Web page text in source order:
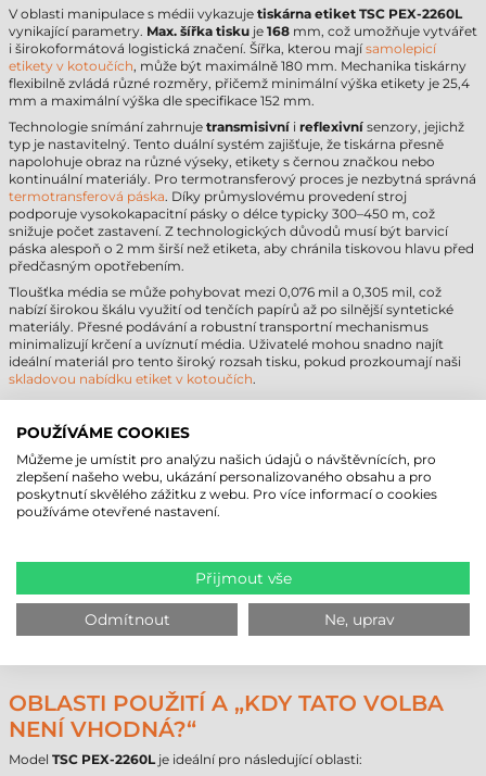
V oblasti manipulace s médii vykazuje tiskárna etiket TSC PEX-2260L
vynikající parametry. Max. šířka tisku je 168 mm, což umožňuje vytvářet
i širokoformátová logistická značení. Šířka, kterou majísamolepicí
etikety v kotoučích, může být maximálně 180 mm. Mechanika tiskárny
flexibilně zvládá různé rozměry, přičemž minimální výška etikety je 25,4
mm a maximální výška dle specifikace 152 mm.
Technologie snímání zahrnuje transmisivní i reflexivní senzory, jejichž
typ je nastavitelný. Tento duální systém zajišťuje, že tiskárna přesně
napolohuje obraz na různé výseky, etikety s černou značkou nebo
kontinuální materiály. Pro termotransferový proces je nezbytná správná
termotransferová páska. Díky průmyslovému provedení stroj
podporuje vysokokapacitní pásky o délce typicky 300–450 m, což
snižuje počet zastavení. Z technologických důvodů musí být barvicí
páska alespoň o 2 mm širší než etiketa, aby chránila tiskovou hlavu před
předčasným opotřebením.
Tloušťka média se může pohybovat mezi 0,076 mil a 0,305 mil, což
nabízí širokou škálu využití od tenčích papírů až po silnější syntetické
materiály. Přesné podávání a robustní transportní mechanismus
minimalizují krčení a uvíznutí média. Uživatelé mohou snadno najít
ideální materiál pro tento široký rozsah tisku, pokud prozkoumají naši
skladovou nabídku etiket v kotoučích.
TISKÁRNA ETIKET TSC PEX-2260L –
TECHNICKÉ PARAMETRY
Následující tabulka shrnuje nejdůležitější technické údaje modelu
PEX-2260Lpro usnadnění vašeho rozhodování.
termotransfer
Rozlišení
203 dpi
Max. šířka tisku
Rozhraní
USB ,RS232,LPT,Ethernet
OBLASTI POUŽITÍ A „KDY TATO VOLBA
NENÍ VHODNÁ?“
Model TSC PEX-2260Lje ideální pro následující oblasti:
POUŽÍVÁME COOKIES
Můžeme je umístit pro analýzu našich údajů o návštěvnících, pro
zlepšení našeho webu, ukázání personalizovaného obsahu a pro
poskytnutí skvělého zážitku z webu. Pro více informací o cookies
používáme otevřené nastavení.
Přijmout vše
Odmítnout Ne, uprav